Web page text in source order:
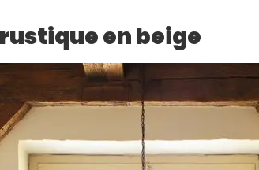
en beige